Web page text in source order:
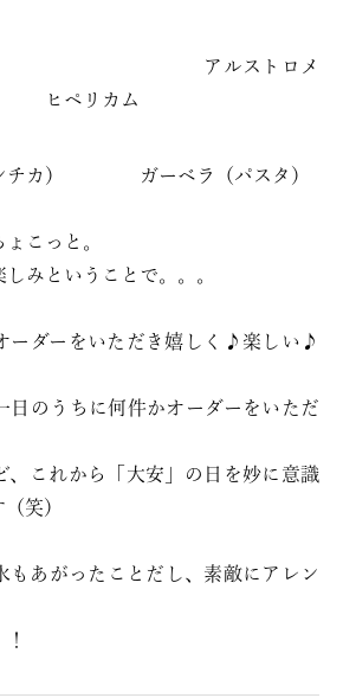
アルストロメ
リカム
ンチカ） ガーベラ（パスタ）
こっと。
みということで。。。
ーダーをいただき嬉しく♪楽しい♪
日のうちに何件かオーダーをいただ
、これから「大安」の日を妙に意識
笑）
もあがったことだし、素敵にアレン